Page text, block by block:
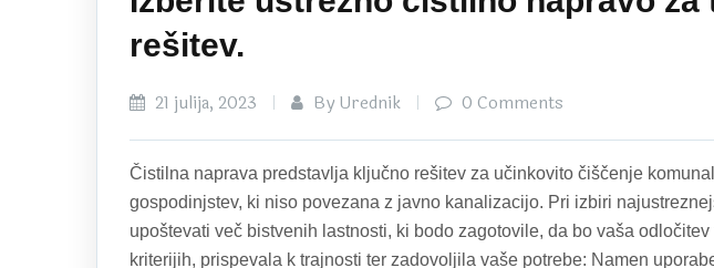
rešitev.
21 julija, 2023 By Urednik 0 Comments
Čistilna naprava predstavlja ključno rešitev za učinkovito čiščenje
gospodinjstev, ki niso povezana z javno kanalizacijo. Pri izbiri
upoštevati več bistvenih lastnosti, ki bodo zagotovile, da bo vaša
kriterijih, prispevala k trajnosti ter zadovoljila vaše potrebe: Namen